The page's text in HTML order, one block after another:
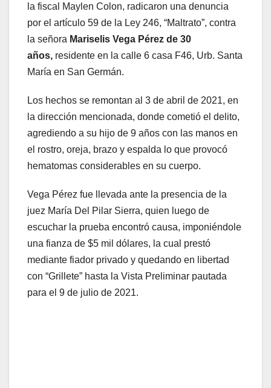
la fiscal Maylen Colon, radicaron una denuncia
por el artículo 59 de la Ley 246, “Maltrato”, contra
la señora Mariselis Vega Pérez de 30
años, residente en la calle 6 casa F46, Urb. Santa
María en San Germán.
Los hechos se remontan al 3 de abril de 2021, en
la dirección mencionada, donde cometió el delito,
agrediendo a su hijo de 9 años con las manos en
el rostro, oreja, brazo y espalda lo que provocó
hematomas considerables en su cuerpo.
Vega Pérez fue llevada ante la presencia de la
juez María Del Pilar Sierra, quien luego de
escuchar la prueba encontró causa, imponiéndole
una fianza de $5 mil dólares, la cual prestó
mediante fiador privado y quedando en libertad
con “Grillete” hasta la Vista Preliminar pautada
para el 9 de julio de 2021.